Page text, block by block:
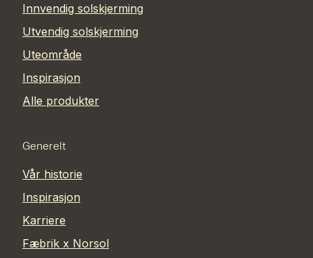
Innvendig solskjerming
Utvendig solskjerming
Uteområde
Inspirasjon
Alle produkter
Generelt
Vår historie
Inspirasjon
Karriere
Fæbrik x Norsol